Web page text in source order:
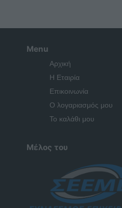
Menu
Αρχική
Η Εταιρία
Επικοινωνία
Ο λογαριασμός μου
Το καλάθι μου
Μέλος του